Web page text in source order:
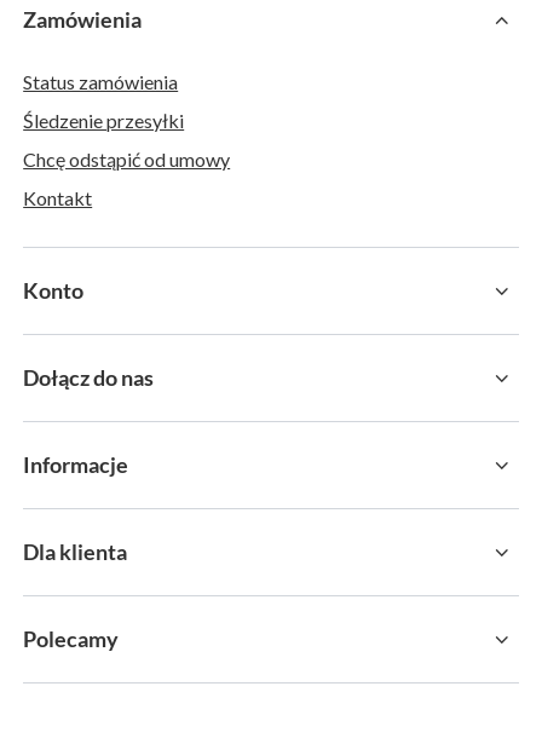
Zamówienia
Status zamówienia
Śledzenie przesyłki
Chcę odstąpić od umowy
Kontakt
Konto
Dołącz do nas
Informacje
Dla klienta
Polecamy